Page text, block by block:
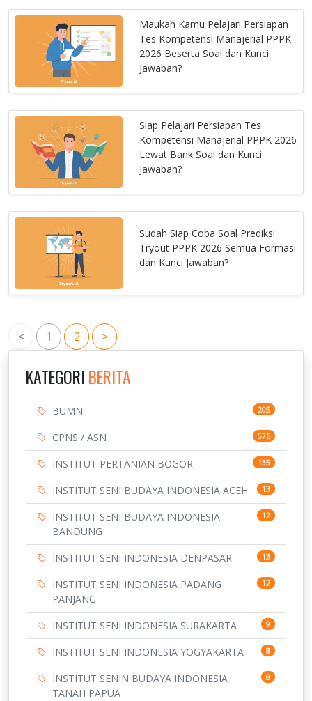
Maukah Kamu Pelajari Persiapan
Tes Kompetensi Manajerial PPPK
2026 Beserta Soal dan Kunci
Jawaban?
Siap Pelajari Persiapan Tes
Kompetensi Manajerial PPPK 2026
Lewat Bank Soal dan Kunci
Jawaban?
Sudah Siap Coba Soal Prediksi
Tryout PPPK 2026 Semua Formasi
dan Kunci Jawaban?
< 1 2 >
KATEGORI BERITA
BUMN 205
CPNS / ASN 576
INSTITUT PERTANIAN BOGOR 135
INSTITUT SENI BUDAYA INDONESIA ACEH 13
INSTITUT SENI BUDAYA INDONESIA
BANDUNG
12
INSTITUT SENI INDONESIA DENPASAR 13
INSTITUT SENI INDONESIA PADANG
PANJANG
12
INSTITUT SENI INDONESIA SURAKARTA 9
INSTITUT SENI INDONESIA YOGYAKARTA 8
INSTITUT SENIN BUDAYA INDONESIA
TANAH PAPUA
8